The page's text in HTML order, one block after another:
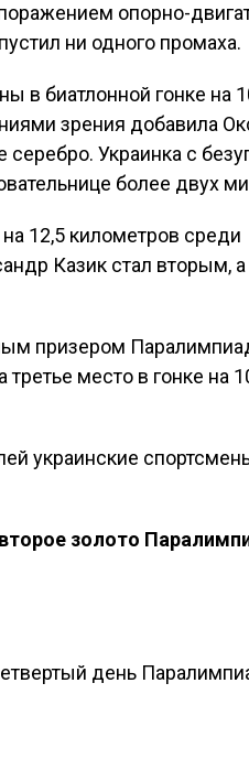
опорно-
ни одного промаха.
в биатлонной гонке на
зрения добавила
Украинка с
более двух
12,5 километров среди
Казик стал вторым, а
призером
место в гонке на
украинские
золото